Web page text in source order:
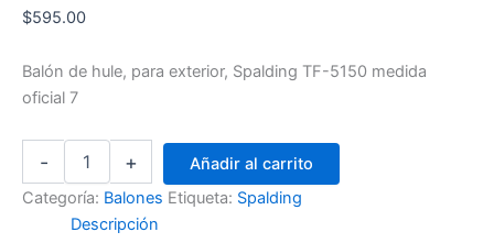
$595.00
Balón de hule, para exterior, Spalding TF-5150 medida
oficial 7
- +
Añadir al carrito
Categoría: Balones Etiqueta: Spalding
Descripción